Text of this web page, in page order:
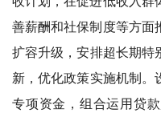
善薪酬和社保制度等方面
扩容升级，安排超长期特
新，优化政策实施机制。
专项资金，组合运用贷